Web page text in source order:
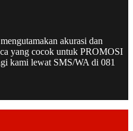
akurasi dan
yang cocok untuk PROMOSI
kami lewat SMS/WA di 081